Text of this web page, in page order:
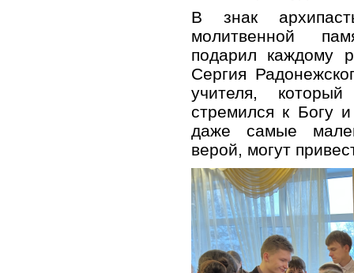
В знак
молитвенной
подарил каждому
Сергия
учителя,
стремился к Богу
даже самые
верой, могут